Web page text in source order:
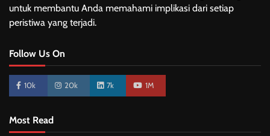
untuk membantu Anda memahami implikasi dari setiap
peristiwa yang terjadi.
Follow Us On
10k 20k 7k 1M
Most Read